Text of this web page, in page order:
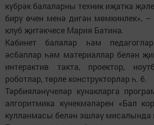
күбрәк балаларны техник иҗатка
бирү өчен менә дигән мөмкинлек», –
клуб җитәкчесе Мария Батина.
Кабинет балалар һәм
әсбаплар һәм материаллар белән
интерактив такта, проектор,
роботлар, төрле конструкторлар һ. б.
Тәрбияләнүчеләр кунакларга
алгоритмика күнекмәләрен «Бал
кулланмасы белән эшләү мисалында